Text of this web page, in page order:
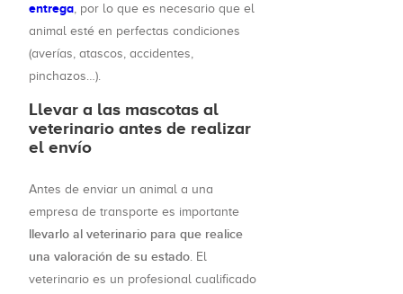
entrega, por lo que es necesario que el
animal esté en perfectas condiciones
(averías, atascos, accidentes,
pinchazos…).
Llevar a las mascotas al
veterinario antes de realizar
el envío
Antes de enviar un animal a una
empresa de transporte es importante
llevarlo al veterinario para que realice
una valoración de su estado. El
veterinario es un profesional cualificado